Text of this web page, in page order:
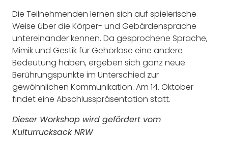
Die Teilnehmenden lernen sich auf spielerische
Weise über die Körper- und Gebärdensprache
untereinander kennen. Da gesprochene Sprache,
Mimik und Gestik für Gehörlose eine andere
Bedeutung haben, ergeben sich ganz neue
Berührungspunkte im Unterschied zur
gewöhnlichen Kommunikation. Am 14. Oktober
findet eine Abschlusspräsentation statt.
Dieser Workshop wird gefördert vom
Kulturrucksack NRW